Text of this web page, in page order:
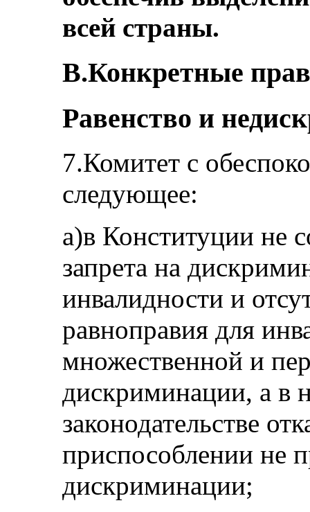
всей страны.
B.Конкретные
Равенство и
7.Комитет с
следующее:
a)в Конституции не
запрета на
инвалидности и
равноправия для
множественной и
дискриминации, а в
законодательстве
приспособлении не
дискриминации;